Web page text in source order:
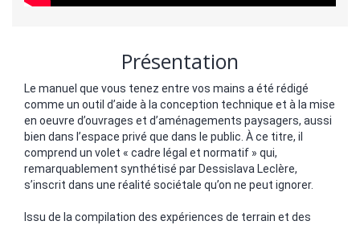
Présentation
Le manuel que vous tenez entre vos mains a été rédigé
comme un outil d’aide à la conception technique et à la mise
en oeuvre d’ouvrages et d’aménagements paysagers, aussi
bien dans l’espace privé que dans le public. À ce titre, il
comprend un volet « cadre légal et normatif » qui,
remarquablement synthétisé par Dessislava Leclère,
s’inscrit dans une réalité sociétale qu’on ne peut ignorer.
Issu de la compilation des expériences de terrain et des